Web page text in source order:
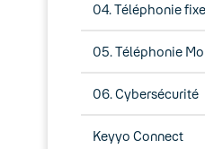
04. Téléphonie fixe
05. Téléphonie
06. Cybersécurité
Keyyo Connect